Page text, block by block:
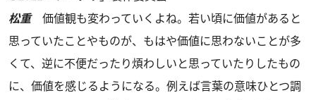
松重価値観も変わっていくよね。若い頃に価値があると
思っていたことやものが、もはや価値に思わないことが多
くて、逆に不便だったり煩わしいと思っていたりしたもの
に、価値を感じるようになる。例えば言葉の意味ひとつ調